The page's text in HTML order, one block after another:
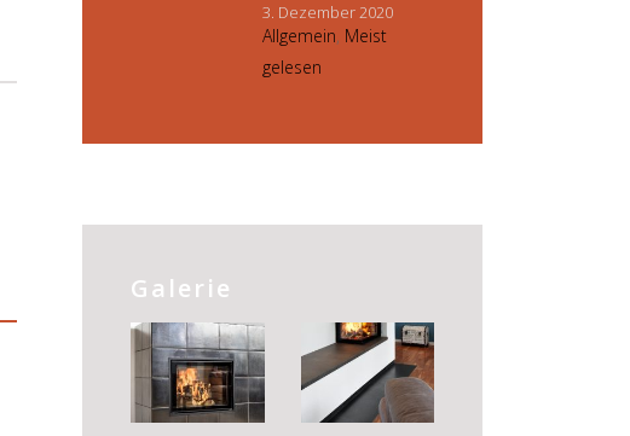
3. Dezember 2020
Allgemein, Meist
gelesen
Galerie